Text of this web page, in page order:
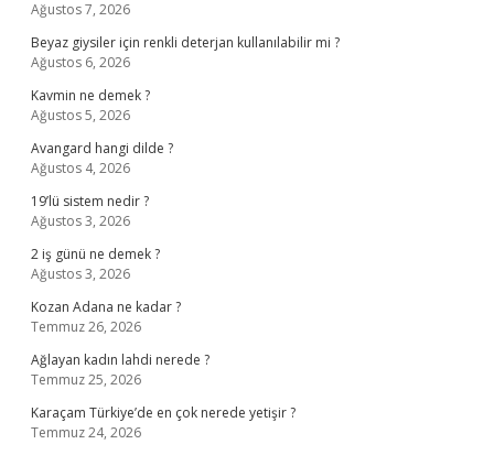
Ağustos 7, 2026
Beyaz giysiler için renkli deterjan kullanılabilir mi ?
Ağustos 6, 2026
Kavmin ne demek ?
Ağustos 5, 2026
Avangard hangi dilde ?
Ağustos 4, 2026
19’lü sistem nedir ?
Ağustos 3, 2026
2 iş günü ne demek ?
Ağustos 3, 2026
Kozan Adana ne kadar ?
Temmuz 26, 2026
Ağlayan kadın lahdi nerede ?
Temmuz 25, 2026
Karaçam Türkiye’de en çok nerede yetişir ?
Temmuz 24, 2026